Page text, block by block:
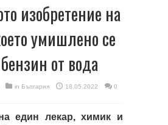
изобретение на
умишлено се
от вода
in България 18.05.2022
0
един лекар, химик и